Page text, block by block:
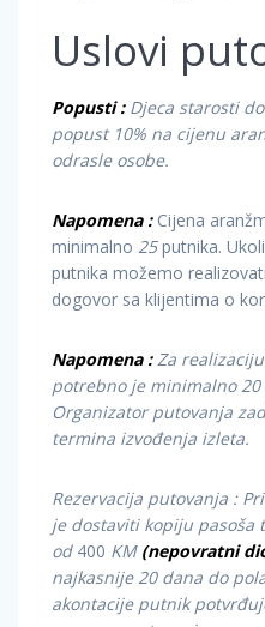
Uslovi
Popusti : Djeca starosti
popust 10% na cijenu
odrasle osobe.
Napomena : Cijena
minimalno 25putnika.
putnika možemo
dogovor sa klijentima o
Napomena : Za
potrebno je minimalno
Organizator putovanja
termina izvođenja izleta.
Rezervacija putovanja :
je dostaviti kopiju pasoša
od 400 KM (nepovratni
najkasnije 20 dana do
akontacije putnik